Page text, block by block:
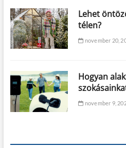
Lehet
télen?
november 20,
Hogyan
november 9,